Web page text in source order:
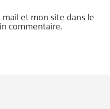
et mon site dans le
commentaire.